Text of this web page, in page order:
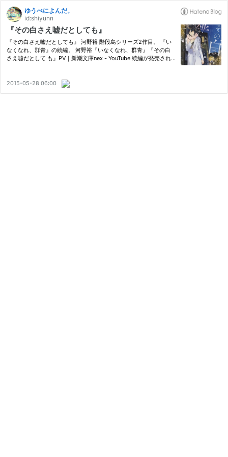
ゆうべによんだ。
id:shiyunn
『その白さえ嘘だとしても』
『その白さえ嘘だとしても』 河野裕 階段島シリーズ2作目。 『い
なくなれ、群青』の続編。 河野裕『いなくなれ、群青』『その白
さえ嘘だとして も』PV｜新潮文庫nex - YouTube 続編が発売され
草を…
2015-05-28 06:00